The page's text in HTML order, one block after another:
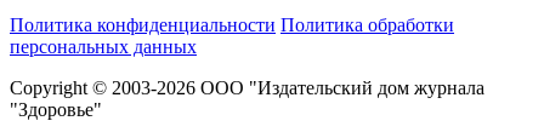
Политика конфиденциальности Политика обработки
персональных данных
Copyright © 2003-2026 ООО "Издательский дом журнала
"Здоровье"